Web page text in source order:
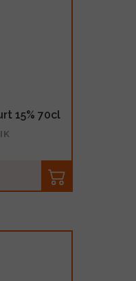
15% 70cl